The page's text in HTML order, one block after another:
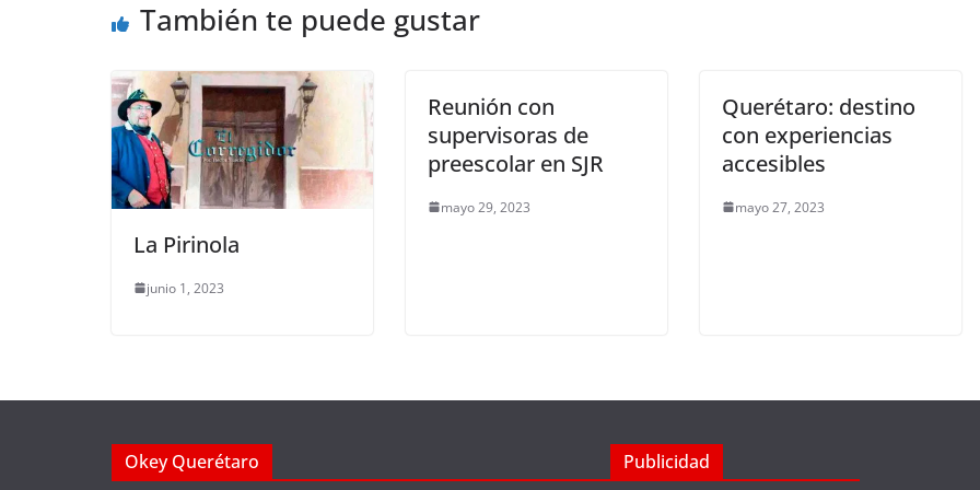
o
k
p k
También te puede gustar
La Pirinola
junio 1, 2023
Reunión con
supervisoras de
preescolar en SJR
mayo 29, 2023
Querétaro: destino
con experiencias
accesibles
mayo 27, 2023
Okey Querétaro Publicidad